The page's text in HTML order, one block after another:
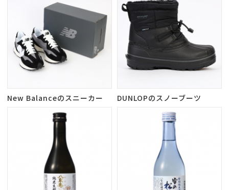
New Balanceのスニーカー DUNLOPのスノーブーツ